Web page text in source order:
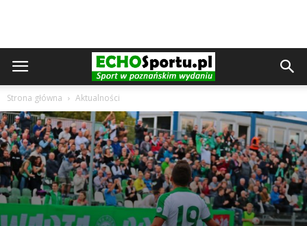
Strona główna Aktualności